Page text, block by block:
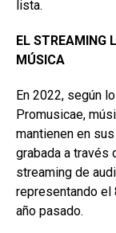
lista.
EL STREAMING
MÚSICA
En 2022, según
Promusicae,
mantienen en
grabada a través
streaming de
representando el
año pasado.